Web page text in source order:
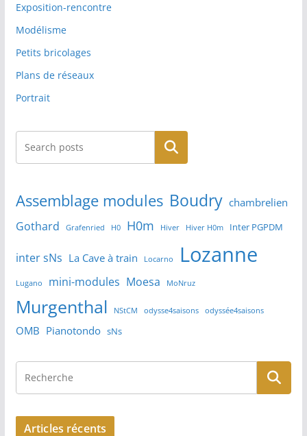
Exposition-rencontre
Modélisme
Petits bricolages
Plans de réseaux
Portrait
Rechercher
Assemblage modules Boudry chambrelien
Gothard Grafenried H0 H0m Hiver Hiver H0m Inter PGPDM
inter sNs La Cave à train Locarno Lozanne
Lugano mini-modules Moesa MoNruz
Murgenthal NStCM odysse4saisons odyssée4saisons
OMB Pianotondo sNs
Articles récents